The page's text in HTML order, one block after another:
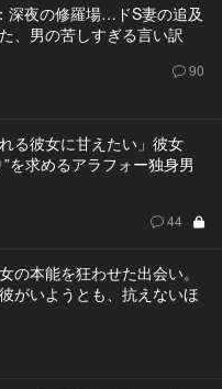
深夜の修羅場…ドS妻の追及
、男の苦しすぎる言い訳
90
る彼女に甘えたい」彼女
を求めるアラフォー独身男
44
の本能を狂わせた出会い。
がいようとも、抗えないほ